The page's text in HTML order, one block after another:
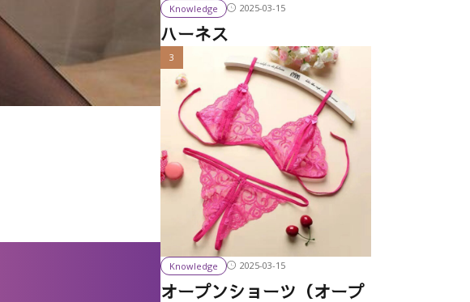
Knowledge 2025-03-15
ハーネス
Knowledge 2025-03-15
オープンショーツ（オープ